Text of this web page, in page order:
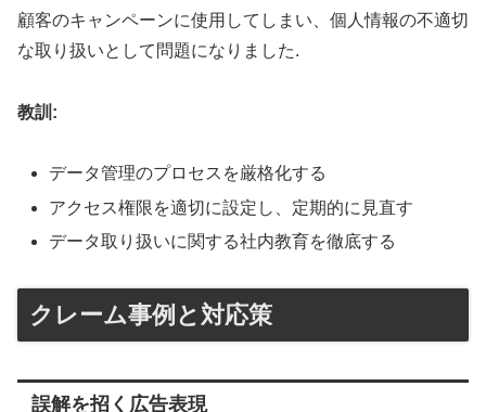
顧客のキャンペーンに使用してしまい、個人情報の不適切
な取り扱いとして問題になりました.
教訓:
データ管理のプロセスを厳格化する
アクセス権限を適切に設定し、定期的に見直す
データ取り扱いに関する社内教育を徹底する
クレーム事例と対応策
誤解を招く広告表現